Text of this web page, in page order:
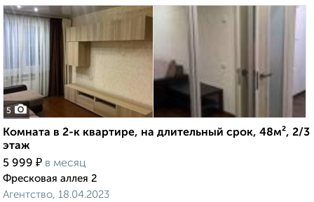
5
Комната в 2-к квартире, на длительный срок, 48м², 2/3
этаж
5 999 ₽ в месяц
Фресковая аллея 2
Агентство, 18.04.2023